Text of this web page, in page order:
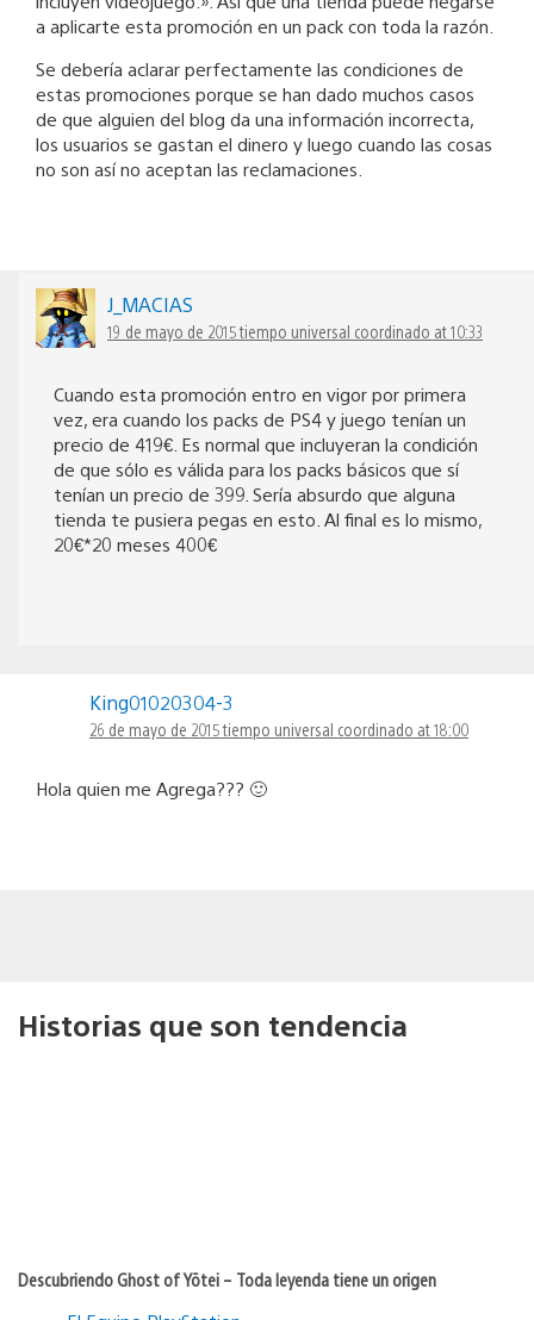
a aplicarte esta promoción en un pack con toda la razón.
Se debería aclarar perfectamente las condiciones de
estas promociones porque se han dado muchos casos
de que alguien del blog da una información incorrecta,
los usuarios se gastan el dinero y luego cuando las cosas
no son así no aceptan las reclamaciones.
J_MACIAS
19 de mayo de 2015 tiempo universal coordinado at 10:33
Cuando esta promoción entro en vigor por primera
vez, era cuando los packs de PS4 y juego tenían un
precio de 419€. Es normal que incluyeran la condición
de que sólo es válida para los packs básicos que sí
tenían un precio de 399. Sería absurdo que alguna
tienda te pusiera pegas en esto. Al final es lo mismo,
20€*20 meses 400€
King01020304-3
26 de mayo de 2015 tiempo universal coordinado at 18:00
Hola quien me Agrega??? 🙂
Historias que son tendencia
Descubriendo Ghost of Yōtei – Toda leyenda tiene un origen